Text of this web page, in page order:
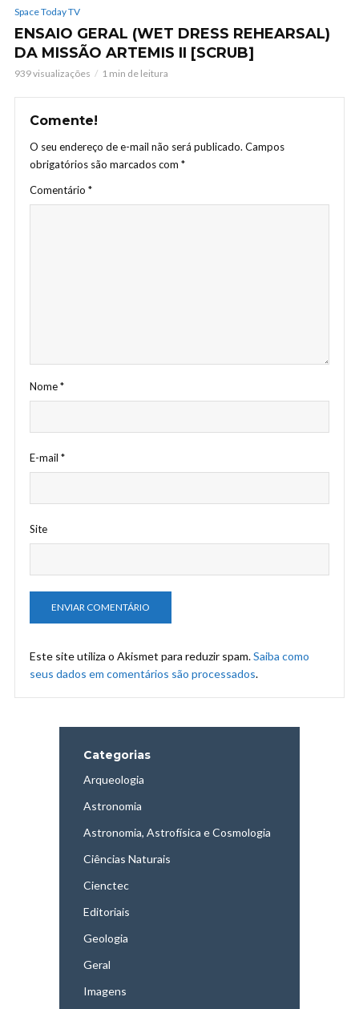
Space Today TV
ENSAIO GERAL (WET DRESS REHEARSAL)
DA MISSÃO ARTEMIS II [SCRUB]
939 visualizações 1 min de leitura
Comente!
O seu endereço de e-mail não será publicado. Campos
obrigatórios são marcados com *
Comentário *
Nome*
E-mail *
Site
Este site utiliza o Akismet para reduzir spam.Saiba como
seus dados em comentários são processados.
Categorias
Arqueologia
Astronomia
Astronomia, Astrofísica e Cosmologia
Ciências Naturais
Cienctec
Editoriais
Geologia
Geral
Imagens